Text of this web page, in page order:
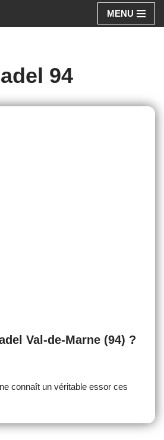
MENU
94
Val-de-Marne (94) ?
connaît un véritable essor ces